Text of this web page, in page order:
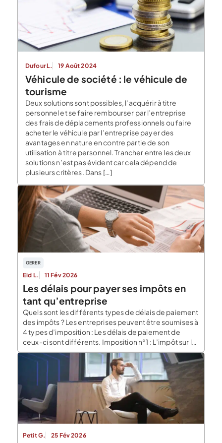
Dufour L. 19 Août 2024
Véhicule de société : le véhicule de
tourisme
Deux solutions sont possibles, l’acquérir à titre
personnel et se faire rembourser par l’entreprise
des frais de déplacements professionnels ou faire
acheter le véhicule par l’entreprise payer des
avantages en nature en contre partie de son
utilisation à titre personnel. Trancher entre les deux
solutions n’est pas évident car cela dépend de
plusieurs critères. Dans […]
GERER
Eid L. 11 Fév 2026
Les délais pour payer ses impôts en
tant qu’entreprise
Quels sont les différents types de délais de paiement
des impôts ? Les entreprises peuvent être soumises à
4 types d’imposition : Les délais de paiement de
ceux-ci sont différents. Imposition n°1 : L’impôt sur la
société (IS) Champs d’applicationL’impôt sur les
sociétés (IS) est un prélèvement direct auquel sont
assujetties la plupart des entreprises […]
Petit G. 25 Fév 2026